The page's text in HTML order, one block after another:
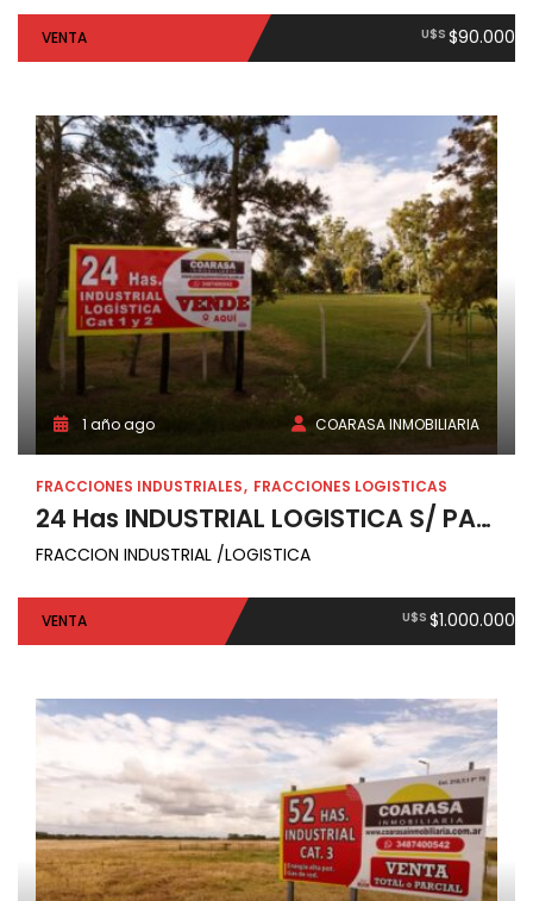
VENTA U$S $90.000
1 año ago COARASA INMOBILIARIA
FRACCIONES INDUSTRIALES FRACCIONES LOGISTICAS
24 Has INDUSTRIAL LOGISTICA S/ PANAMERICANA KM 102
FRACCION INDUSTRIAL /LOGISTICA
VENTA U$S $1.000.000